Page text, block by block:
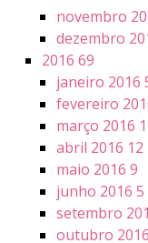
novembro
dezembro
2016 69
janeiro 2016
fevereiro
março 2016
abril 2016 12
maio 2016 9
junho 2016 5
setembro
outubro 2016